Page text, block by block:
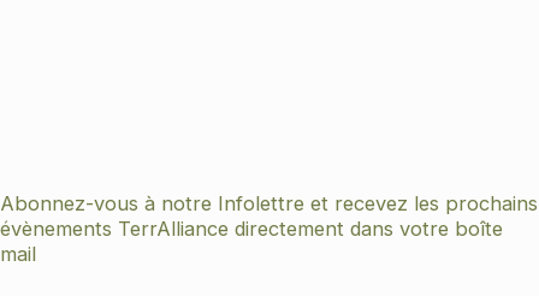
Abonnez-vous à notre Infolettre et recevez les prochains
évènements TerrAlliance directement dans votre boîte
mail